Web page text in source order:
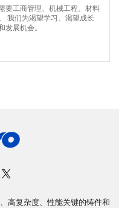
要工商管理、机械工程、材料
我们为渴望学习、渴望成长
发展机会。
高复杂度、性能关键的铸件和